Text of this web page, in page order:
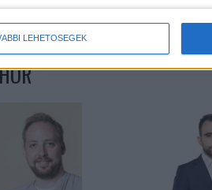
LEHETŐSÉGEK